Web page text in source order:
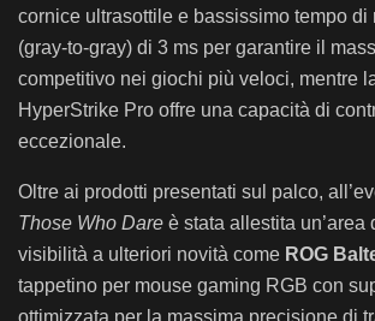
cornice ultrasottile e bassissimo tempo di
(gray-to-gray) di 3 ms per garantire il
competitivo nei giochi più veloci, mentre
HyperStrike Pro offre una capacità di
eccezionale.
Oltre ai prodotti presentati sul palco,
Those Who Dare è stata allestita un’area
visibilità a ulteriori novità come ROG
tappetino per mouse gaming RGB con